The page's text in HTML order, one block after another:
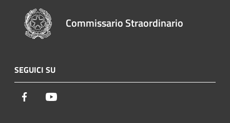
Commissario Straordinario
SEGUICI SU
Facebook